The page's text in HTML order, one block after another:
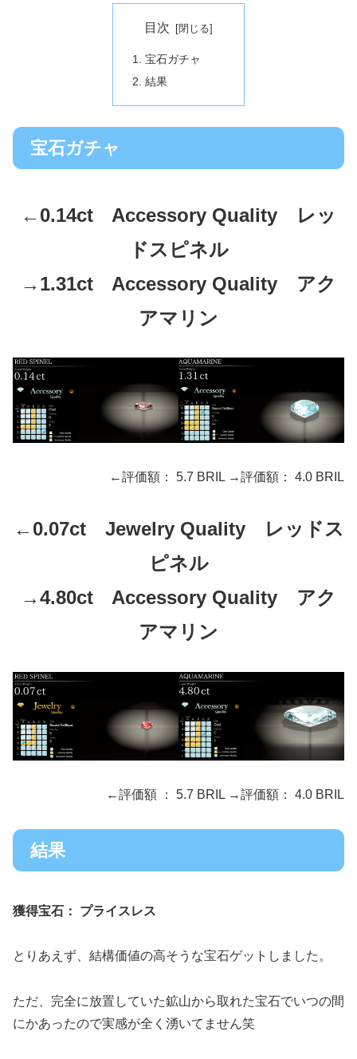
目次
宝石ガチャ
結果
宝石ガチャ
←0.14ct Accessory Quality レッ
ドスピネル
→1.31ct Accessory Quality アク
アマリン
←評価額： 5.7 BRIL →評価額： 4.0 BRIL
←0.07ct Jewelry Quality レッドス
ピネル
→4.80ct Accessory Quality アク
アマリン
←評価額 ： 5.7 BRIL →評価額： 4.0 BRIL
結果
獲得宝石： プライスレス
とりあえず、結構価値の高そうな宝石ゲットしました。
ただ、完全に放置していた鉱山から取れた宝石でいつの間
にかあったので実感が全く湧いてません笑